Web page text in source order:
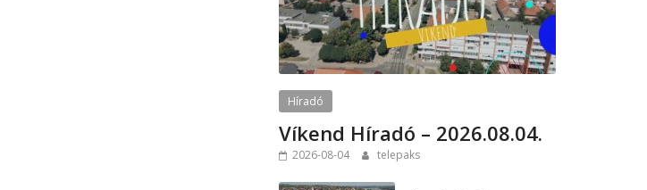
Híradó
Víkend Híradó – 2026.08.04.
2026-08-04 telepaks